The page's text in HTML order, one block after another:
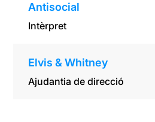
Antisocial
Intèrpret
Elvis & Whitney
Ajudantia de direcció